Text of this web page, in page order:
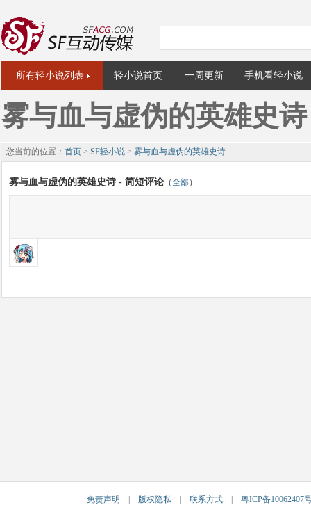
所有轻小说列表 轻小说首页 一周更新 手机看轻小说
雾与血与虚伪的英雄史诗
您当前的位置： 首页 > SF轻小说 > 雾与血与虚伪的英雄史诗
雾与血与虚伪的英雄史诗 - 简短评论 （全部）
免责声明 版权隐私 联系方式 粤ICP备10062407